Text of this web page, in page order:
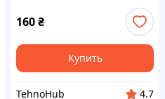
160₴
Купить
TehnoHub
4.7